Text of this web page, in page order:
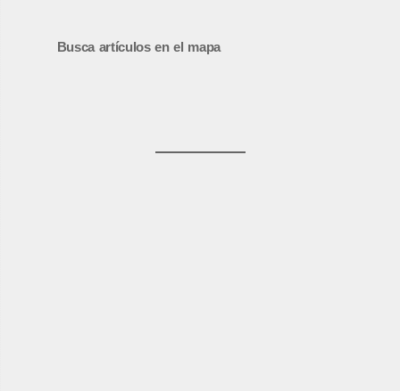
Busca artículos en el mapa